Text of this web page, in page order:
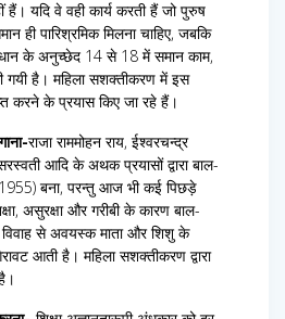
हैं। यदि वे वही कार्य करती हैं जो पुरुष
ही पारिश्रमिक मिलना चाहिए, जबकि
के अनुच्छेद 14 से 18 में समान काम,
गयी है। महिला सशक्तीकरण में इस
करने के प्रयास किए जा रहे हैं।
राजा राममोहन राय, ईश्वरचन्द्र
सरस्वती आदि के अथक प्रयासों द्वारा बाल-
बना, परन्तु आज भी कई पिछड़े
असुरक्षा और गरीबी के कारण बाल-
से अवयस्क माता और शिशु के
आती है। महिला सशक्तीकरण द्वारा